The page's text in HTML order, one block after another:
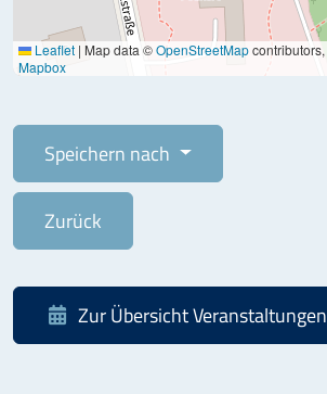
Leaflet | Map data ©OpenStreetMapcontributors,
Mapbox
Speichern nach
Zurück
Zur ÜbersichtVeranstaltungen